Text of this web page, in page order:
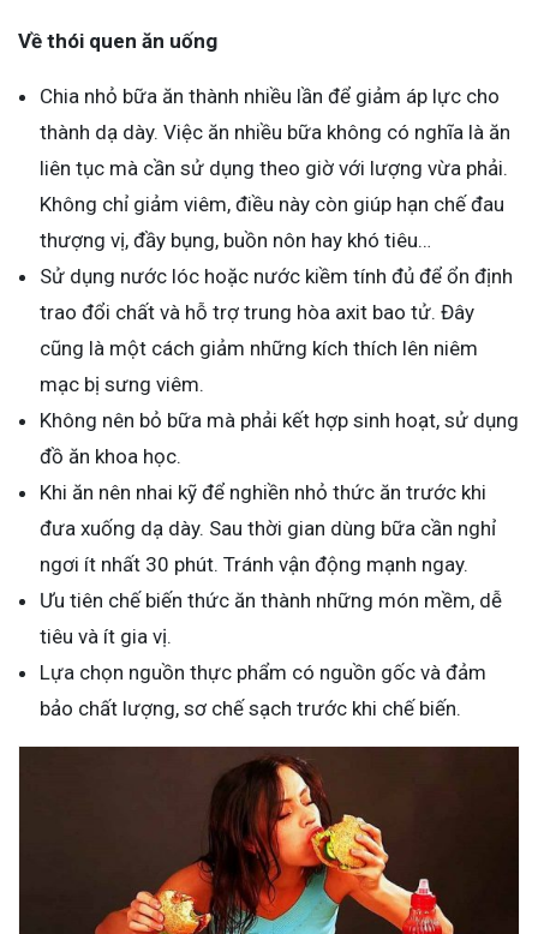
Về thói quen ăn uống
Chia nhỏ bữa ăn thành nhiều lần để giảm áp lực cho
thành dạ dày. Việc ăn nhiều bữa không có nghĩa là ăn
liên tục mà cần sử dụng theo giờ với lượng vừa phải.
Không chỉ giảm viêm, điều này còn giúp hạn chế đau
thượng vị, đầy bụng, buồn nôn hay khó tiêu…
Sử dụng nước lóc hoặc nước kiềm tính đủ để ổn định
trao đổi chất và hỗ trợ trung hòa axit bao tử. Đây
cũng là một cách giảm những kích thích lên niêm
mạc bị sưng viêm.
Không nên bỏ bữa mà phải kết hợp sinh hoạt, sử dụng
đồ ăn khoa học.
Khi ăn nên nhai kỹ để nghiền nhỏ thức ăn trước khi
đưa xuống dạ dày. Sau thời gian dùng bữa cần nghỉ
ngơi ít nhất 30 phút. Tránh vận động mạnh ngay.
Ưu tiên chế biến thức ăn thành những món mềm, dễ
tiêu và ít gia vị.
Lựa chọn nguồn thực phẩm có nguồn gốc và đảm
bảo chất lượng, sơ chế sạch trước khi chế biến.